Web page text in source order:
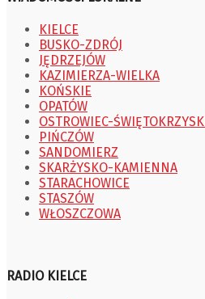
KIELCE
BUSKO-ZDRÓJ
JĘDRZEJÓW
KAZIMIERZA-WIELKA
KOŃSKIE
OPATÓW
OSTROWIEC-ŚWIĘTOKRZYSKI
PIŃCZÓW
SANDOMIERZ
SKARŻYSKO-KAMIENNA
STARACHOWICE
STASZÓW
WŁOSZCZOWA
RADIO KIELCE